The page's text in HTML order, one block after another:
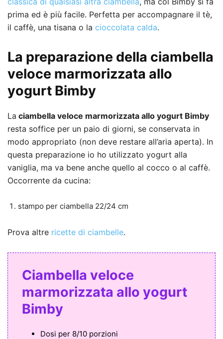
prima ed è più facile. Perfetta per accompagnare il tè,
il caffè, una tisana o la cioccolata calda.
La preparazione della ciambella
veloce marmorizzata allo
yogurt Bimby
La ciambella veloce marmorizzata allo yogurt Bimby
resta soffice per un paio di giorni, se conservata in
modo appropriato (non deve restare all’aria aperta). In
questa preparazione io ho utilizzato yogurt alla
vaniglia, ma va bene anche quello al cocco o al caffè.
Occorrente da cucina:
stampo per ciambella 22/24 cm
Prova altre ricette di ciambelle.
Ciambella veloce
marmorizzata allo yogurt
Bimby
Dosi per 8/10 porzioni